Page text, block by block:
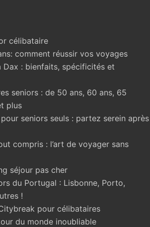
célibataire
comment réussir vos voyages
Dax : bienfaits, spécificités et
seniors : de 50 ans, 60 ans, 65
plus
seniors seuls : partez serein après
compris : l’art de voyager sans
séjour pas cher
du Portugal : Lisbonne, Porto,
!
pour célibataires
du monde inoubliable